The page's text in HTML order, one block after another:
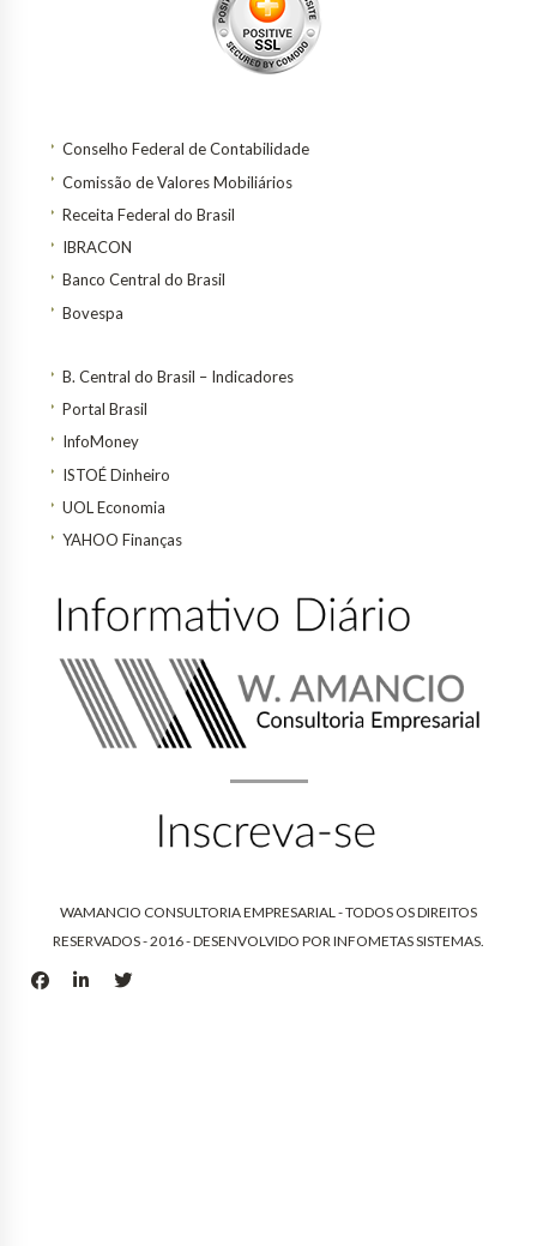
Conselho Federal de Contabilidade
Comissão de Valores Mobiliários
Receita Federal do Brasil
IBRACON
Banco Central do Brasil
Bovespa
B. Central do Brasil – Indicadores
Portal Brasil
InfoMoney
ISTOÉ Dinheiro
UOL Economia
YAHOO Finanças
WAMANCIO CONSULTORIA EMPRESARIAL - TODOS OS DIREITOS
RESERVADOS - 2016 - DESENVOLVIDO PORINFOMETAS SISTEMAS.